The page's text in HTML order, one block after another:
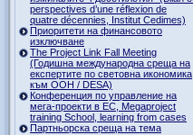
perspectives d’une réflexion de
quatre décennies, Institut Cedimes)
Приоритети на финансовото
изключване
The Project Link Fall Meeting
(Годишна международна среща на
експертите по световна икономика
към ООН / DESA)
Конференция по управление на
мега-проекти в ЕС, Megaproject
training School, learning from cases
Партньорска среща на тема